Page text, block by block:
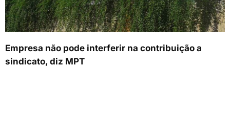
Empresa não pode interferir na contribuição a
sindicato, diz MPT